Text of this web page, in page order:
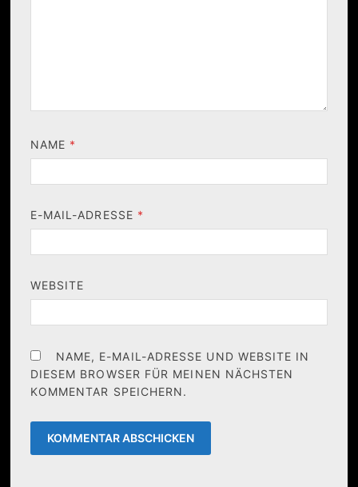
NAME *
E-MAIL-ADRESSE *
WEBSITE
NAME, E-MAIL-ADRESSE UND WEBSITE IN
DIESEM BROWSER FÜR MEINEN NÄCHSTEN
KOMMENTAR SPEICHERN.